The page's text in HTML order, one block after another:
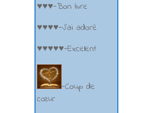
♥♥♥-Bon livre
♥♥♥♥-J'ai adoré
♥♥♥♥♥-Excellent
-Coup de
cœur